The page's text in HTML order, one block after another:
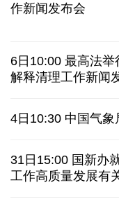
活力中国调研行丨
作新闻发布会
6日10:00 最高法
解释清理工作新闻
4日10:30 中国气
31日15:00 国新办
工作高质量发展有